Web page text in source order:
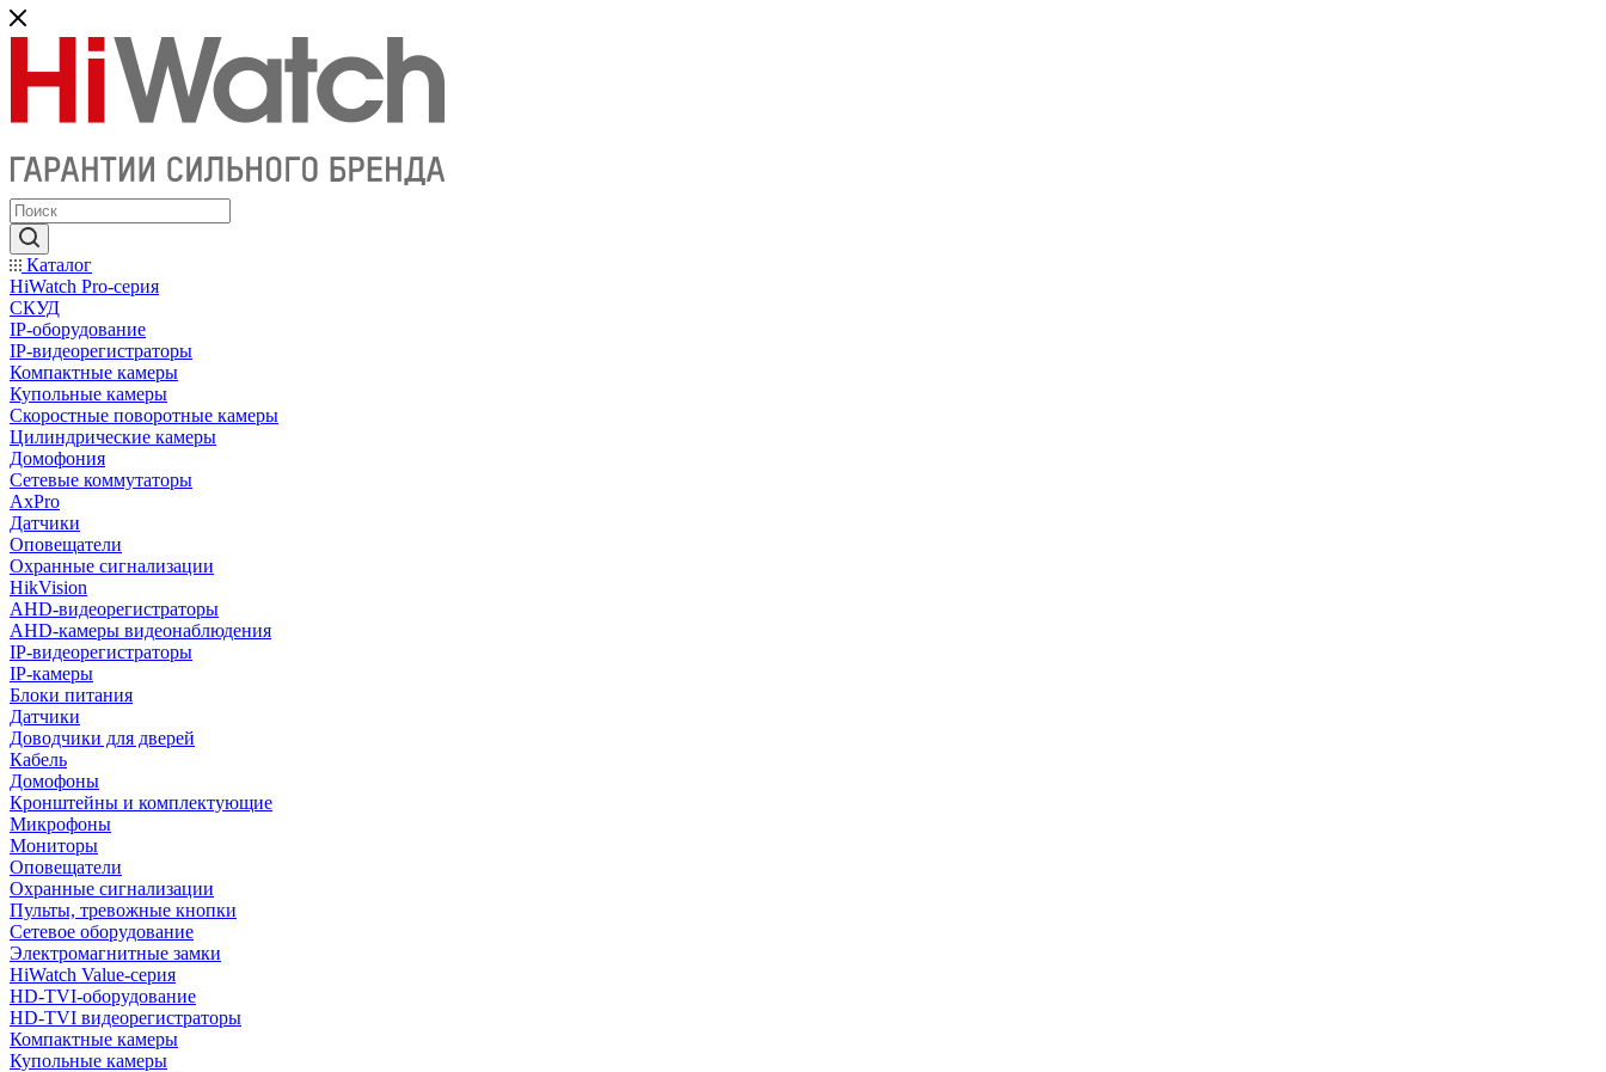
Каталог
HiWatch Pro-серия
CКУД
IP-оборудование
IP-видеорегистраторы
Компактные камеры
Купольные камеры
Скоростные поворотные камеры
Цилиндрические камеры
Домофония
Сетевые коммутаторы
AxPro
Датчики
Оповещатели
Охранные сигнализации
HikVision
AHD-видеорегистраторы
AHD-камеры видеонаблюдения
IP-видеорегистраторы
IP-камеры
Блоки питания
Датчики
Доводчики для дверей
Кабель
Домофоны
Кронштейны и комплектующие
Микрофоны
Мониторы
Оповещатели
Охранные сигнализации
Пульты, тревожные кнопки
Сетевое оборудование
Электромагнитные замки
HiWatch Value-серия
HD-TVI-оборудование
HD-TVI видеорегистраторы
Компактные камеры
Купольные камеры